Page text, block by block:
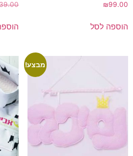
₪99.00
הוספה לסל
מבצע!